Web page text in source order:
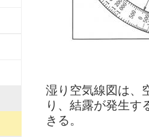
湿り空気線図は、
り、結露が発生す
きる。